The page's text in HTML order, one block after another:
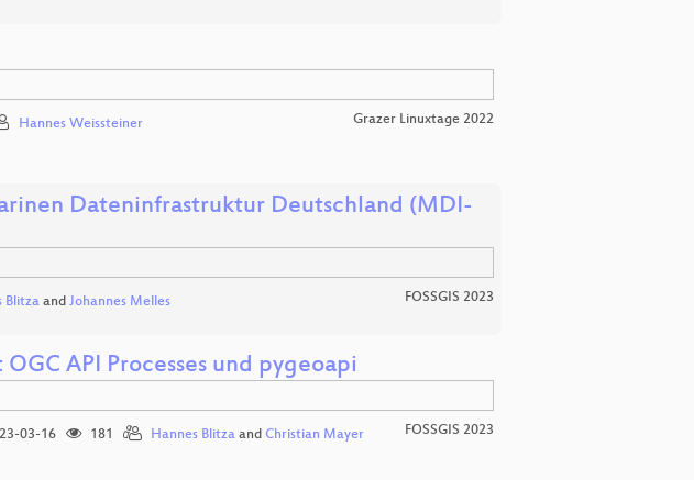
Hannes Weissteiner Grazer Linuxtage 2022
Dateninfrastruktur Deutschland (MDI-
Blitzaand Johannes Melles FOSSGIS 2023
API Processes und pygeoapi
03-16 181 Hannes Blitzaand Christian Mayer FOSSGIS 2023